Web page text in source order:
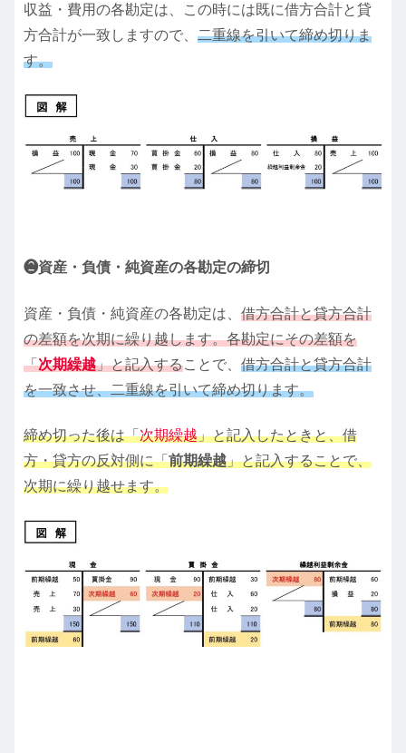
収益・費用の各勘定は、この時には既に借方合計と貸
方合計が一致しますので、 二重線を引いて締め切りま
す。
❷資産・負債・純資産の各勘定の締切
資産・負債・純資産の各勘定は、 借方合計と貸方合計
の差額を次期に繰り越します。各勘定にその差額を
「次期繰越」と記入することで、 借方合計と貸方合計
を一致させ、二重線を引いて締め切ります。
締め切った後は「次期繰越」と記入したときと、借
方・貸方の反対側に「前期繰越」と記入することで、
次期に繰り越せます。